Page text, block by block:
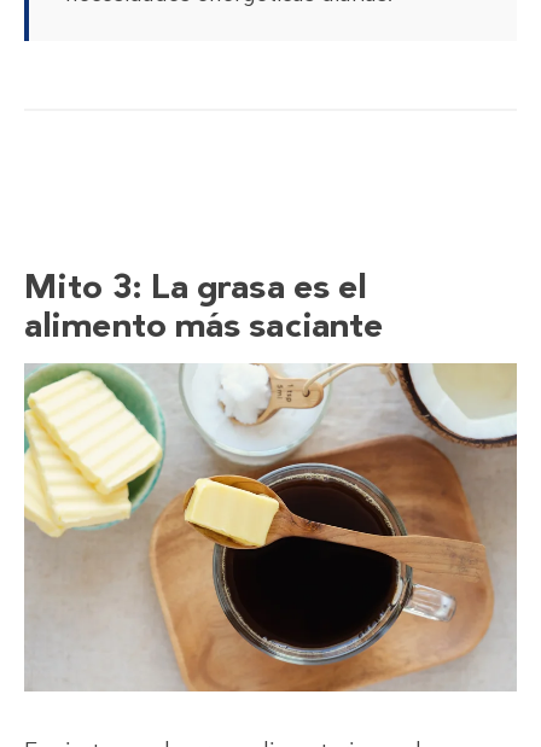
Mito 3: La grasa es el
alimento más saciante